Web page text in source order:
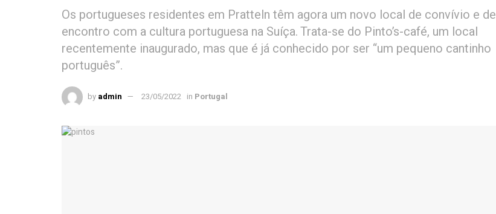
Os portugueses residentes em Pratteln têm agora um novo local de convívio e de
encontro com a cultura portuguesa na Suíça. Trata-se do Pinto’s-café, um local
recentemente inaugurado, mas que é já conhecido por ser “um pequeno cantinho
português”.
by admin 23/05/2022 in Portugal